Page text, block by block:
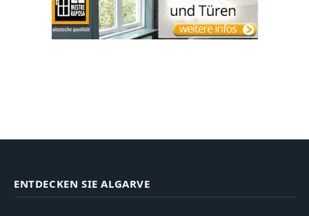
ENTDECKEN SIE ALGARVE